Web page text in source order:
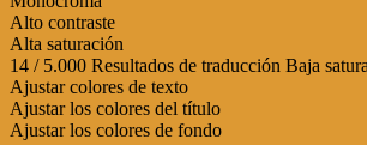
Alto contraste
Alta saturación
14 / 5.000 Resultados de traducción Baja
Ajustar colores de texto
Ajustar los colores del título
Ajustar los colores de fondo